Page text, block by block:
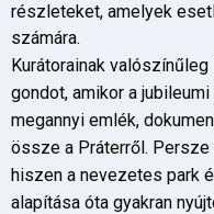
részleteket, amelyek
számára.
Kurátorainak
gondot, amikor a
megannyi emlék,
össze a Práterről. Persze
hiszen a nevezetes park
alapítása óta gyakran